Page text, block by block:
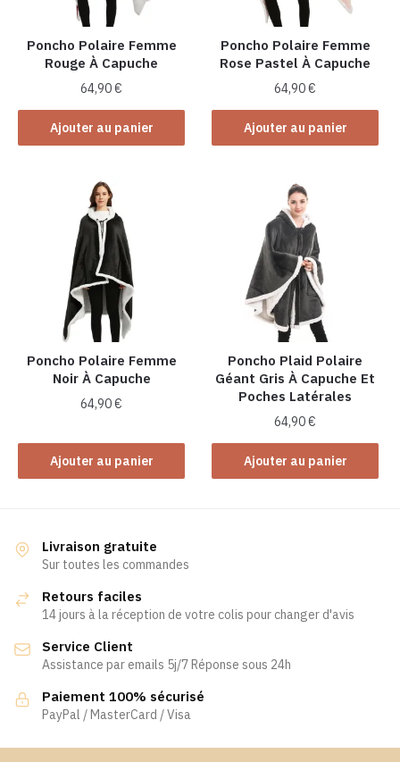
Poncho Polaire Femme
Rouge À Capuche
64,90€
Ajouter au panier
Poncho Polaire Femme
Rose Pastel À Capuche
64,90€
Ajouter au panier
Poncho Polaire Femme
Noir À Capuche
64,90€
Ajouter au panier
Poncho Plaid Polaire
Géant Gris À Capuche Et
Poches Latérales
64,90€
Ajouter au panier
Livraison gratuite
Sur toutes les commandes
Retours faciles
14 jours à la réception de votre colis pour changer d'avis
Service Client
Assistance par emails 5j/7 Réponse sous 24h
Paiement 100% sécurisé
PayPal / MasterCard / Visa